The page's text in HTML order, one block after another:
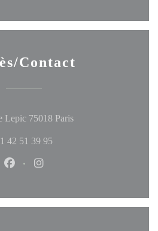
Contact
Lepic 75018 Paris((ouvre une nouvelle
42 51 39 95
Facebook ((ouvre une nouvelle